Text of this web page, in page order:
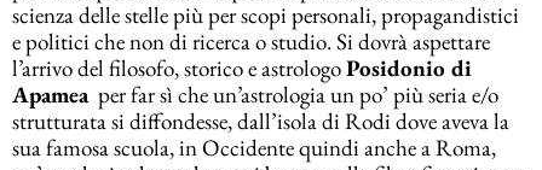
scienza delle stelle più per scopi personali, propagandistici
e politici che non di ricerca o studio. Si dovrà aspettare
l’arrivo del filosofo, storico e astrologoPosidonio di
Apameaper far sì che un’astrologia un po’ più seria e/o
strutturata si diffondesse, dall’isola di Rodi dove aveva la
sua famosa scuola, in Occidente quindi anche a Roma,